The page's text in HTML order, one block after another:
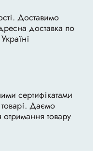
Доставимо
доставка по
сертифікатами
товарі. Даємо
отримання товару